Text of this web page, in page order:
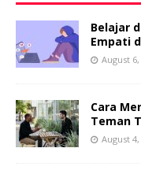
Belajar
Empati
August 6,
Cara
Teman
August 4,